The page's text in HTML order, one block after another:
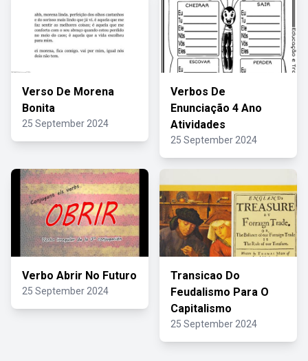
Verso De Morena
Bonita
25 September 2024
Verbos De
Enunciação 4 Ano
Atividades
25 September 2024
Verbo Abrir No Futuro
25 September 2024
Transicao Do
Feudalismo Para O
Capitalismo
25 September 2024